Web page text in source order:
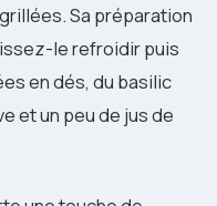
Sa préparation
le refroidir puis
en dés, du basilic
et un peu de jus de